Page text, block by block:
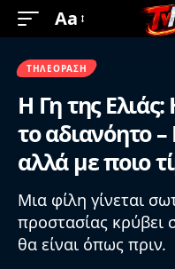
Aa
ΤΗΛΕΌΡΑΣΗ
Η Γη της
το αδιανόητο
αλλά με ποιο
Μια φίλη γίνεται
προστασίας κρύβει
θα είναι όπως πριν.